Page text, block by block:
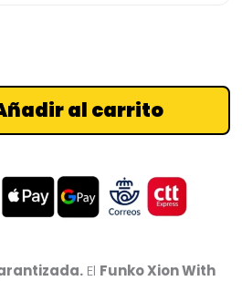
al carrito
El Funko Xion With